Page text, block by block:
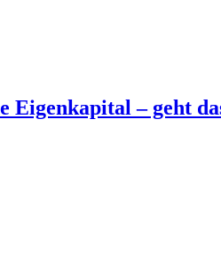
Eigenkapital – geht